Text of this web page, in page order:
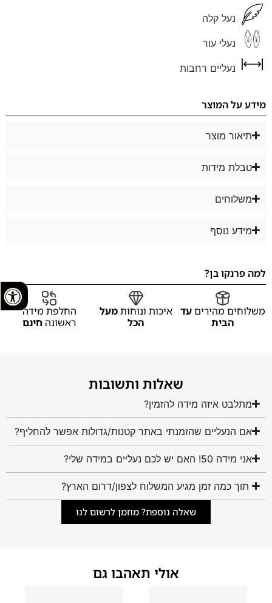
נעל קלה
נעלי עור
נעליים רחבות
מידע על המוצר
תיאור מוצר
טבלת מידות
משלוחים
מידע נוסף
למה פרנקו בן?
משלוחים מהיריםעד
הבית
איכות ונוחותמעל
הכל
החלפת מידה
ראשונה חינם
שאלות ותשובות
מתלבט איזה מידה להזמין?
אם הנעליים שהזמנתי באתר קטנות/גדולות אפשר להחליף?
אני מידה 50! האם יש לכם נעליים במידה שלי?
תוך כמה זמן מגיע המשלוח לצפון/דרום הארץ?
שאלה נוספת? מוזמן לרשום לנו
אולי תאהבו גם